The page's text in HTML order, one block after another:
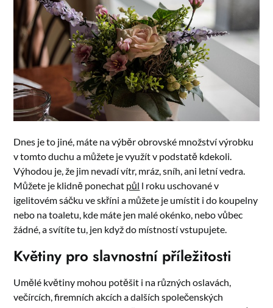
Dnes je to jiné, máte na výběr obrovské množství výrobku
v tomto duchu a můžete je využít v podstatě kdekoli.
Výhodou je, že jim nevadí vítr, mráz, sníh, ani letní vedra.
Můžete je klidně ponechat půl l roku uschované v
igelitovém sáčku ve skříni a můžete je umístit i do koupelny
nebo na toaletu, kde máte jen malé okénko, nebo vůbec
žádné, a svítíte tu, jen když do místností vstupujete.
Květiny pro slavnostní příležitosti
Umělé květiny mohou potěšit i na různých oslavách,
večírcích, firemních akcích a dalších společenských